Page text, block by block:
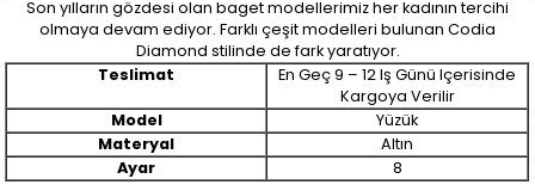
Son yılların gözdesi olan baget modellerimiz her kadının tercihi
olmaya devam ediyor. Farklı çeşit modelleri bulunan Codia
Diamond stilinde de fark yaratıyor.
Teslimat
En Geç 9 – 12 Iş Günü Içerisinde
Kargoya Verilir
Model
Yüzük
Materyal
Altın
Ayar
8